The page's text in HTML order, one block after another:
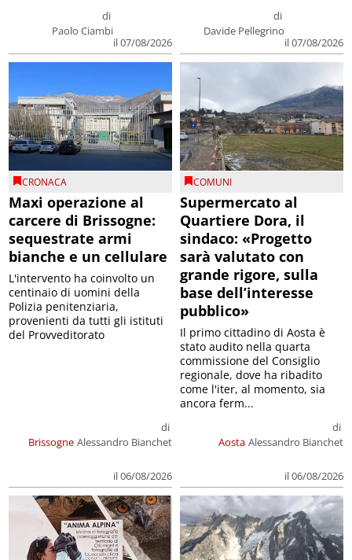
di
Paolo Ciambi
il 07/08/2026
di
Davide Pellegrino
il 07/08/2026
CRONACA
Maxi operazione al
carcere di Brissogne:
sequestrate armi
bianche e un cellulare
Brissogne
di
Alessandro Bianchet
il 06/08/2026
L'intervento ha coinvolto un
centinaio di uomini della
Polizia penitenziaria,
provenienti da tutti gli istituti
del Provveditorato
COMUNI
Supermercato al
Quartiere Dora, il
sindaco: «Progetto
sarà valutato con
grande rigore, sulla
base dell’interesse
pubblico»
Aosta
di
Alessandro Bianchet
il 06/08/2026
Il primo cittadino di Aosta è
stato audito nella quarta
commissione del Consiglio
regionale, dove ha ribadito
come l'iter, al momento, sia
ancora ferm...